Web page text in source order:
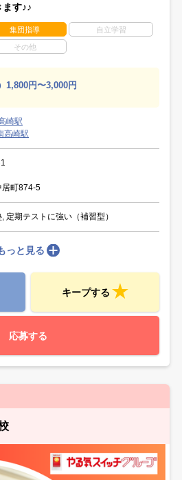
す♪♪
集団指導 自立学習
その他
1,800円〜3,000円
崎駅
高崎駅
居町874-5
定期テストに強い（補習型）
っと見る
キープする
応募する